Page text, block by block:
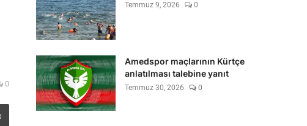
0
Temmuz 9, 2026 0
Amedspor maçlarının Kürtçe
anlatılması talebine yanıt
Temmuz 30, 2026 0